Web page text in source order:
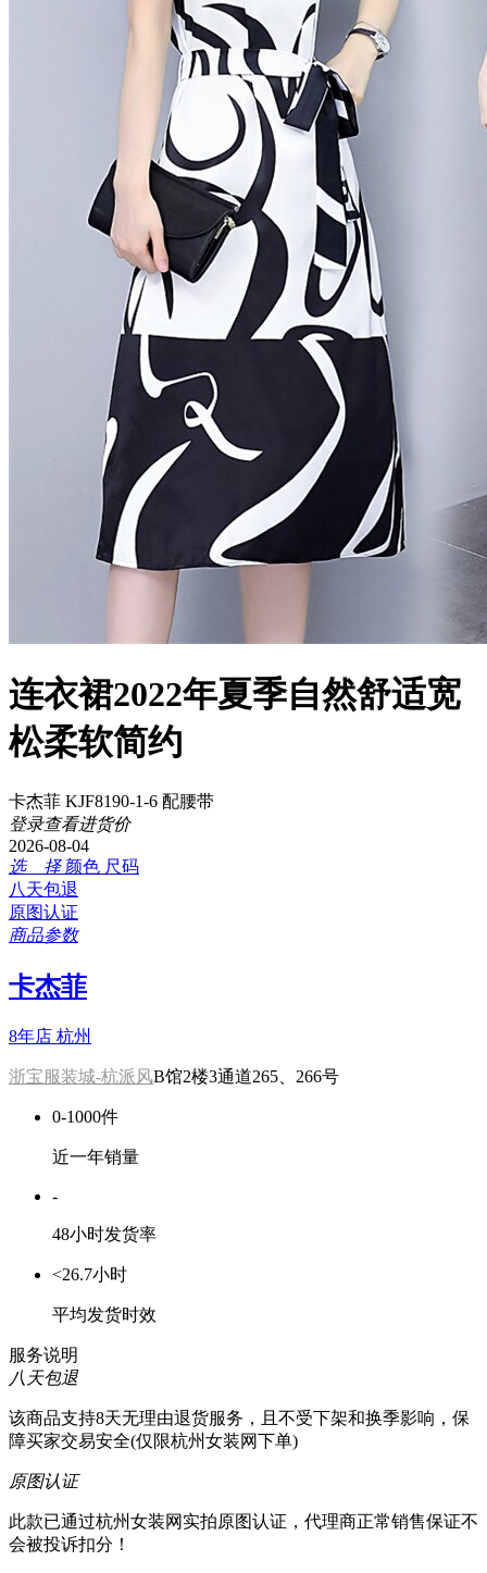
连衣裙2022年夏季自然舒适宽
松柔软简约
卡杰菲 KJF8190-1-6 配腰带
登录查看进货价
2026-08-04
选 择 颜色 尺码
八天包退
原图认证
商品参数
卡杰菲
8年店 杭州
浙宝服装城-杭派风B馆2楼3通道265、266号
0-1000件
近一年销量
-
48小时发货率
<26.7小时
平均发货时效
服务说明
八天包退
该商品支持8天无理由退货服务，且不受下架和换季影响，保
障买家交易安全(仅限杭州女装网下单)
原图认证
此款已通过杭州女装网实拍原图认证，代理商正常销售保证不
会被投诉扣分！